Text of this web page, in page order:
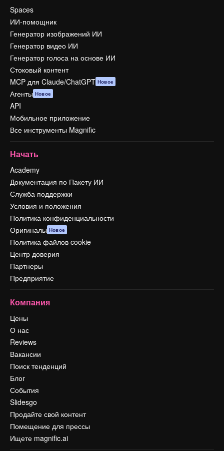
Spaces
ИИ-помощник
Генератор изображений ИИ
Генератор видео ИИ
Генератор голоса на основе ИИ
Стоковый контент
MCP для Claude/ChatGPT Новое
Агенты Новое
API
Мобильное приложение
Все инструменты Magnific
Начать
Academy
Документация по Пакету ИИ
Служба поддержки
Условия и положения
Политика конфиденциальности
Оригиналы Новое
Политика файлов cookie
Центр доверия
Партнеры
Предприятие
Компания
Цены
О нас
Reviews
Вакансии
Поиск тенденций
Блог
События
Slidesgo
Продайте свой контент
Помещение для прессы
Ищете magnific.ai